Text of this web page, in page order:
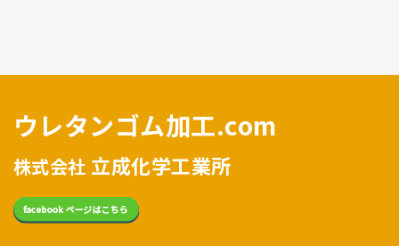
ウレタンゴム加工.com
株式会社 立成化学工業所